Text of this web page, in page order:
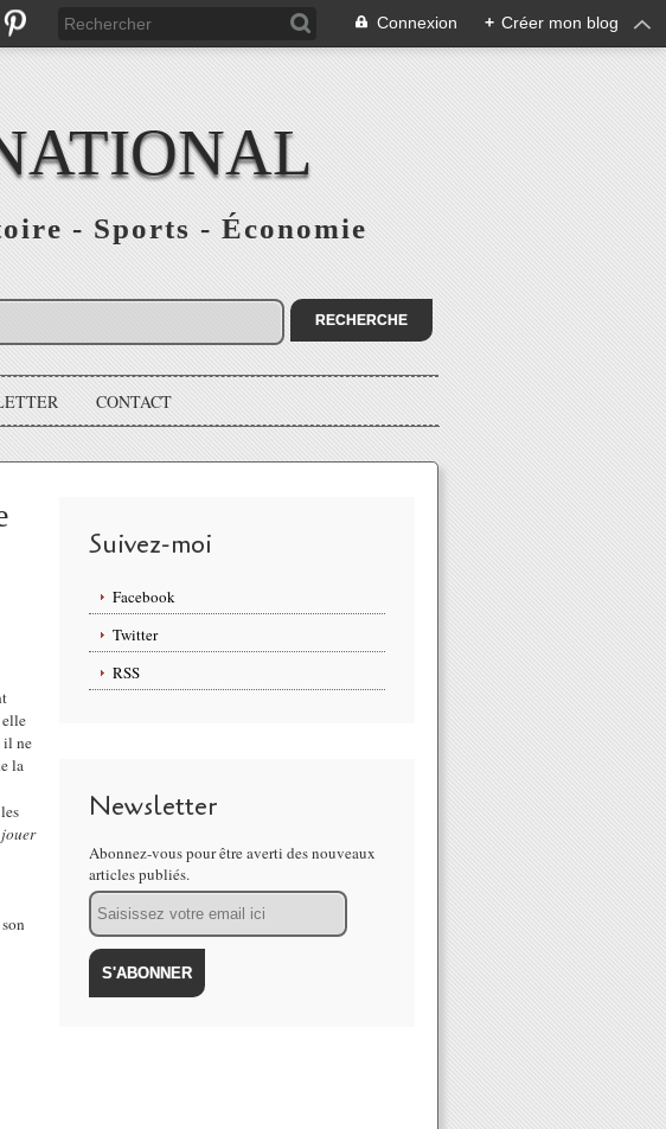
Connexion + Créer mon blog
- Sports - Économie
CONTACT
il ne
la
Suivez-moi
Facebook
Twitter
RSS
Newsletter
Abonnez-vous pour être averti des nouveaux
articles publiés.
Email